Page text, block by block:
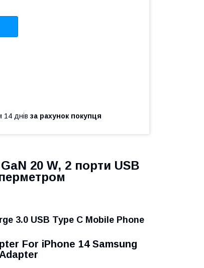
14 днів за рахунок покупця
20 W, 2 порти USB
3.0 USB Type C Mobile Phone
For iPhone 14 Samsung